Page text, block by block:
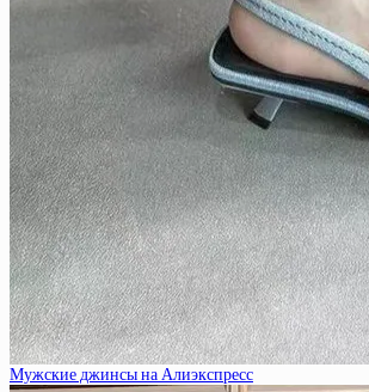
Мужские джинсы на Алиэкспресс